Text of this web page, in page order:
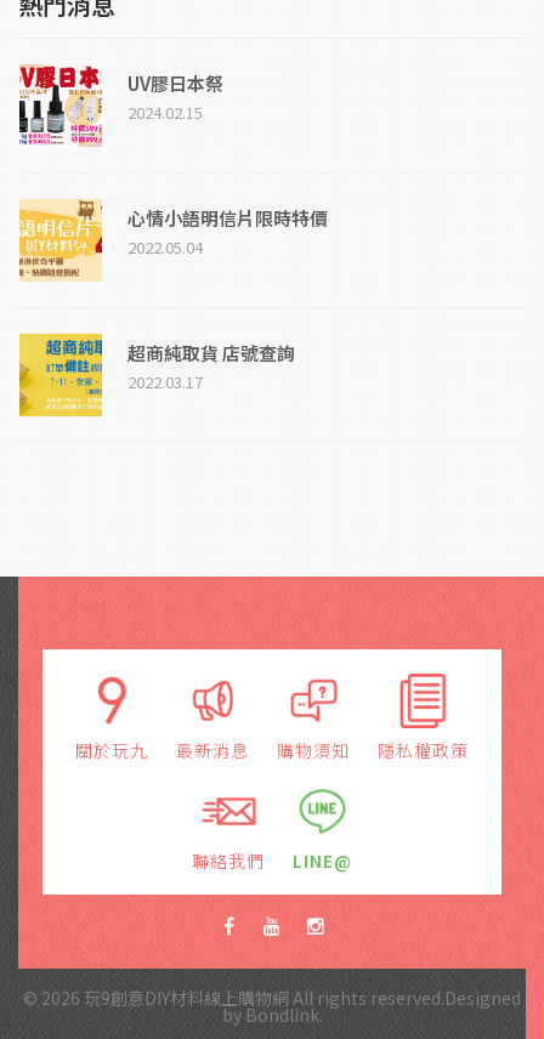
UV膠日本祭
2024.02.15
心情小語明信片限時特價
2022.05.04
超商純取貨 店號查詢
2022.03.17
關於玩九 最新消息 購物須知 隱私權政策
聯絡我們 LINE@
© 2026 玩9創意DIY材料線上購物網 All rights reserved.Designed
by Bondlink.